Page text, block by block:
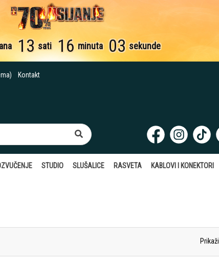
13 sati 16 minuta 02 sekunde
Kontakt
STUDIO SLUŠALICE RASVETA KABLOVI I KONEKTORI
Prikaži